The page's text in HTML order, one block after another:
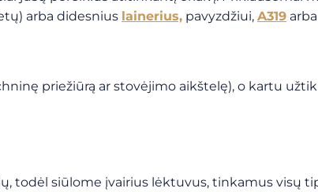
arba didesnius lainerius, pavyzdžiui, A319
priežiūrą ar stovėjimo aikštelę), o kartu
todėl siūlome įvairius lėktuvus, tinkamus visų